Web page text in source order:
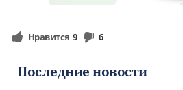
Нравится 9 6
Последние новости